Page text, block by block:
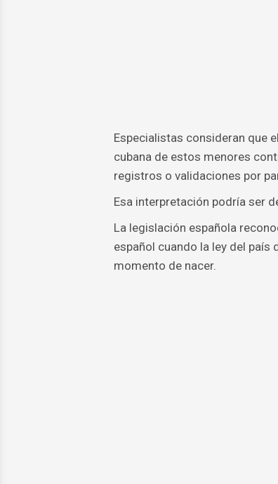
Especialistas consideran que
cubana de estos menores
registros o validaciones por
Esa interpretación podría ser
La legislación española
español cuando la ley del
momento de nacer.